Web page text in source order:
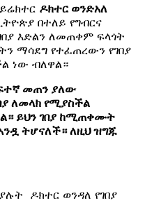
ዶክተር ወንድአለ
በተለይ የግብርና
እድልን ለመጠቀም ፍላጎት
ማሳደግ የተፈጠረውን የገበያ
ነው ብለዋል።
መጠን ያለው
ለመላክ የሚያስችል
ይህን ገበያ ከሚጠቀሙት
ትሆናለች። ለዚህ ዝግጁ
ዶክተር ወንዳለ የገበያ